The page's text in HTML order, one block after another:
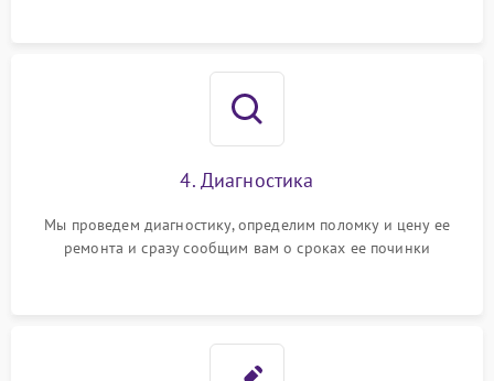
4. Диагностика
Мы проведем диагностику, определим поломку и цену ее
ремонта и сразу сообщим вам о сроках ее починки